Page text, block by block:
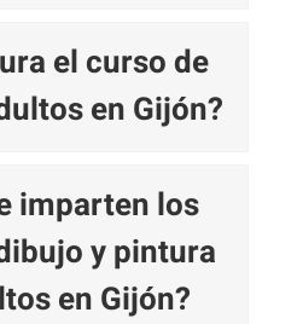
el curso de
en Gijón?
imparten los
y pintura
en Gijón?